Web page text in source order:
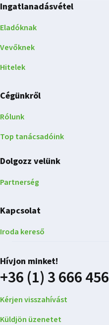
Ingatlanadásvétel
Eladóknak
Vevőknek
Hitelek
Cégünkről
Rólunk
Top tanácsadóink
Dolgozz velünk
Partnerség
Kapcsolat
Iroda kereső
Hívjon minket!
+36 (1) 3 666 456
Kérjen visszahívást
Küldjön üzenetet